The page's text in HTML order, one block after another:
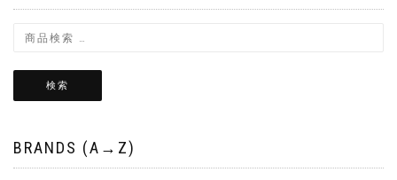
検索
BRANDS (A→Z)